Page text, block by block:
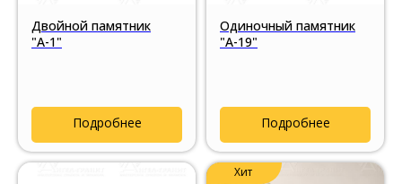
Двойной памятник
"А-1"
Подробнее
Одиночный памятник
"А-19"
Подробнее
Хит